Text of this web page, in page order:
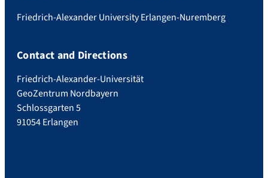
Friedrich-Alexander University Erlangen-Nuremberg
Contact and Directions
Friedrich-Alexander-Universität
GeoZentrum Nordbayern
Schlossgarten 5
91054 Erlangen